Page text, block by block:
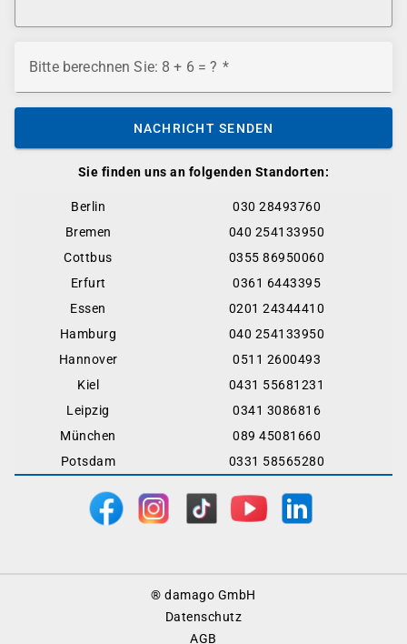
Sie finden uns an folgenden Standorten:
Berlin
030 28493760
Bremen
040 254133950
Cottbus
0355 86950060
Erfurt
0361 6443395
Essen
0201 24344410
Hamburg
040 254133950
Hannover
0511 2600493
Kiel
0431 55681231
Leipzig
0341 3086816
München
089 45081660
Potsdam
0331 58565280
Bitte berechnen Sie: 8 + 6 = ?
NACHRICHT SENDEN
® damago GmbH
Datenschutz
AGB